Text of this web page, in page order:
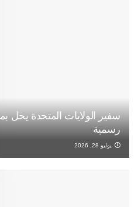
سفير الولايات المتحدة يحل
رسمية
يوليو 28, 2026